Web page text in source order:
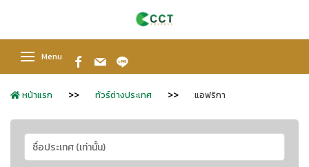
Menu
หน้าแรก ทัวร์ต่างประเทศ แอฟริกา